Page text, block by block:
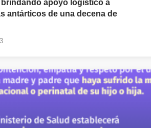
brindando apoyo logístico a
antárticos de una decena de